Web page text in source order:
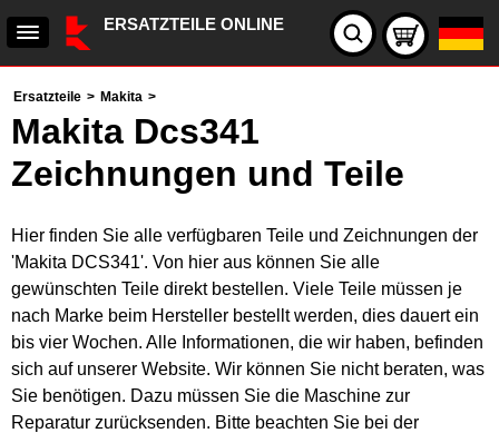
ERSATZTEILE ONLINE
Ersatzteile > Makita >
Makita Dcs341
Zeichnungen und Teile
Hier finden Sie alle verfügbaren Teile und Zeichnungen der
'Makita DCS341'. Von hier aus können Sie alle
gewünschten Teile direkt bestellen. Viele Teile müssen je
nach Marke beim Hersteller bestellt werden, dies dauert ein
bis vier Wochen. Alle Informationen, die wir haben, befinden
sich auf unserer Website. Wir können Sie nicht beraten, was
Sie benötigen. Dazu müssen Sie die Maschine zur
Reparatur zurücksenden. Bitte beachten Sie bei der